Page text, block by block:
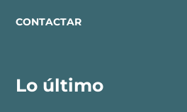
CONTACTAR
Lo último